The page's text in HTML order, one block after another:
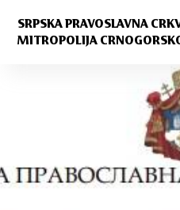
SRPSKA PRAVOSLAVNA
MITROPOLIJA